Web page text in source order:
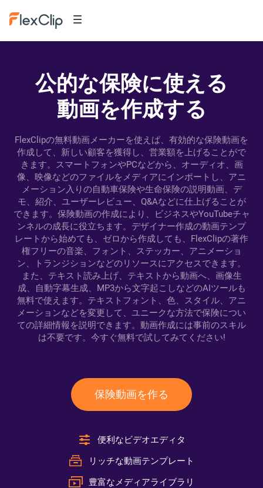
公的な保険に使える
動画を作成する
FlexClipの無料動画メーカーを使えば、有効的な保険動画を
作成して、新しい顧客を獲得し、営業額を上げることがで
きます。スマートフォンやPCなどから、オーディオ、画
像、映像などのファイルをメディアにインポートし、アニ
メーション入りの自動車保険や生命保険の説明動画、デ
モ、紹介、ユーザーレビュー、Q&Aなどに仕上げることが
できます。保険動画の作成により、ビジネスやYouTubeチャ
ンネルの成長に役立ちます。デザイナー作成の動画テンプ
レートから始めても、ゼロから作成しても、FlexClipの著作
権フリーの音楽、フォント、ステッカー、アニメーショ
ン、トランジションなどのリソースにアクセスできます。
また、テキスト読み上げ、テキストから動画へ、画像生
成、自動字幕生成、MP3から文字起こしなどのAIツールも
無料で使えます。テキストフォント、色、スタイル、アニ
メーションなどを変更して、ユニークな方法で保険につい
ての詳細情報を説明できます。動画作成には事前のスキル
は不要です。今すぐ無料で試してみてください!
保険動画を作る
便利なビデオエディタ
リッチな動画テンプレート
豊富なメディアライブラリ